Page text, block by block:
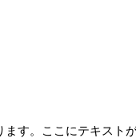
ます。ここにテキスト